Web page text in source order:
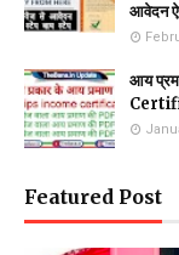
आवेदन
आय
Featured Post